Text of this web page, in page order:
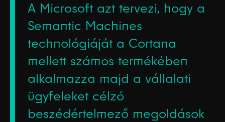
A Microsoft azt tervezi, hogy a
Semantic Machines
technológiáját a Cortana
mellett számos termékében
alkalmazza majd a vállalati
ügyfeleket célzó
beszédértelmező megoldások